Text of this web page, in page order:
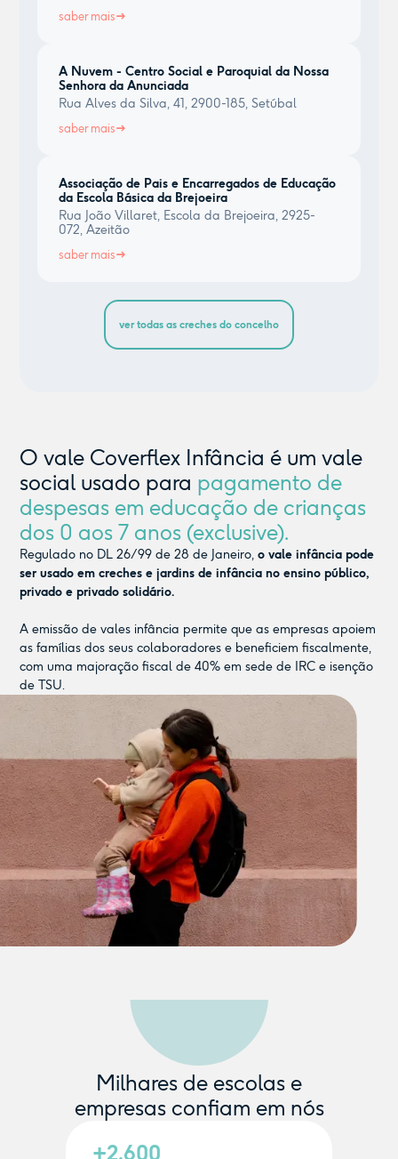
saber mais
A Nuvem - Centro Social e Paroquial da Nossa
Senhora da Anunciada
Rua Alves da Silva, 41, 2900-185, Setúbal
saber mais
Associação de Pais e Encarregados de Educação
da Escola Básica da Brejoeira
Rua João Villaret, Escola da Brejoeira, 2925-
072, Azeitão
saber mais
ver todas as creches do concelho
O vale Coverflex Infância é um vale
social usado para pagamento de
despesas em educação de crianças
dos 0 aos 7 anos (exclusive).
Regulado no DL 26/99 de 28 de Janeiro,o vale infância pode
ser usado em creches e jardins de infância no ensino público,
privado e privado solidário.
A emissão de vales infância permite que as empresas apoiem
as famílias dos seus colaboradores e beneficiem fiscalmente,
com uma majoração fiscal de 40% em sede de IRC e isenção
de TSU.
Milhares de escolas e
empresas confiam em nós
+2.600